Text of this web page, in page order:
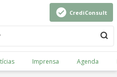
CrediConsult
Imprensa Agenda